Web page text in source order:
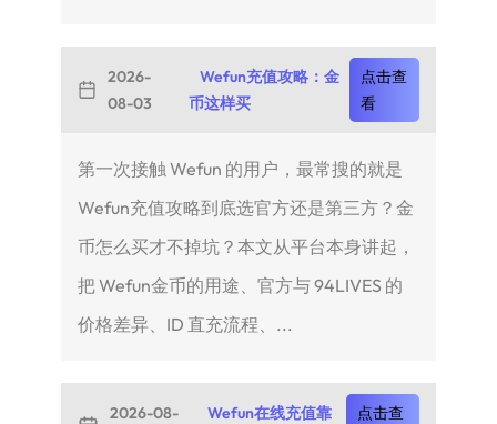
2026-
08-03
Wefun充值攻略：金
币这样买
点击查
看
第一次接触 Wefun 的用户，最常搜的就是
Wefun充值攻略到底选官方还是第三方？金
币怎么买才不掉坑？本文从平台本身讲起，
把 Wefun金币的用途、官方与 94LIVES 的
价格差异、ID 直充流程、...
2026-08-
Wefun在线充值靠
点击查